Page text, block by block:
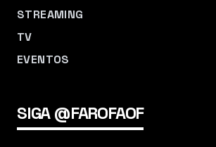
STREAMING
TV
EVENTOS
SIGA @FAROFAOF